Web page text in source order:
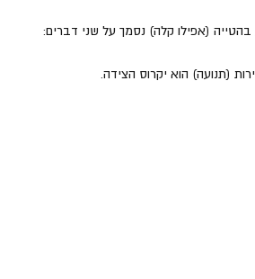
(אפילו קלה) נסמך על שני דברים:
(תנועה) הוא יקרוס הצידה.